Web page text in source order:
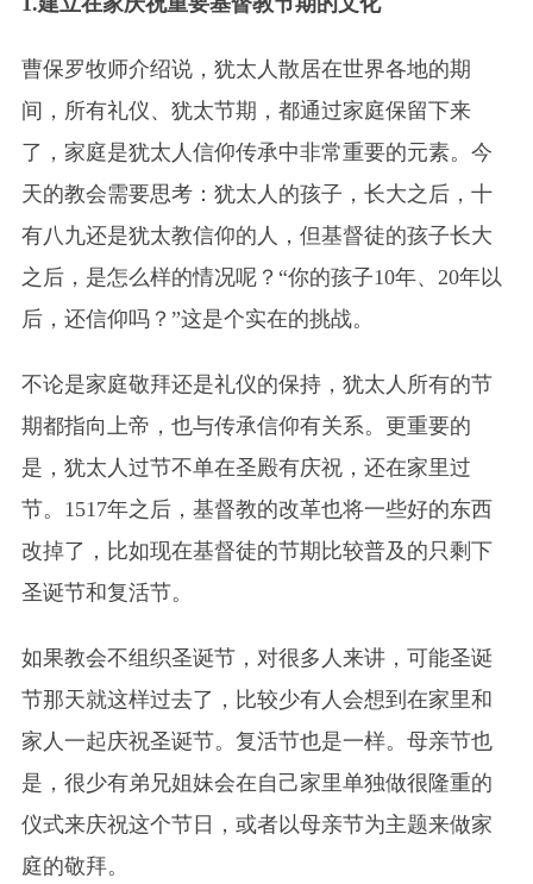
曹保罗牧师介绍说，犹太人散居在世界各地的期
间，所有礼仪、犹太节期，都通过家庭保留下来
了，家庭是犹太人信仰传承中非常重要的元素。今
天的教会需要思考：犹太人的孩子，长大之后，十
有八九还是犹太教信仰的人，但基督徒的孩子长大
之后，是怎么样的情况呢？“你的孩子10年、20年以
后，还信仰吗？”这是个实在的挑战。
不论是家庭敬拜还是礼仪的保持，犹太人所有的节
期都指向上帝，也与传承信仰有关系。更重要的
是，犹太人过节不单在圣殿有庆祝，还在家里过
节。1517年之后，基督教的改革也将一些好的东西
改掉了，比如现在基督徒的节期比较普及的只剩下
圣诞节和复活节。
如果教会不组织圣诞节，对很多人来讲，可能圣诞
节那天就这样过去了，比较少有人会想到在家里和
家人一起庆祝圣诞节。复活节也是一样。母亲节也
是，很少有弟兄姐妹会在自己家里单独做很隆重的
仪式来庆祝这个节日，或者以母亲节为主题来做家
庭的敬拜。